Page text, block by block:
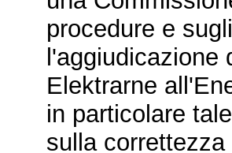
procedure e
l'aggiudicazione
Elektrarne
in particolare
sulla